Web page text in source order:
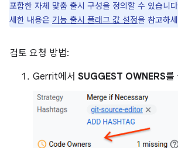
포함한 자체 맞춤 출시 구성을 정의할 수 있습니
세한 내용은 기능 출시 플래그 값 설정을 참고하
검토 요청 방법:
Gerrit에서 SUGGEST OWNERS를